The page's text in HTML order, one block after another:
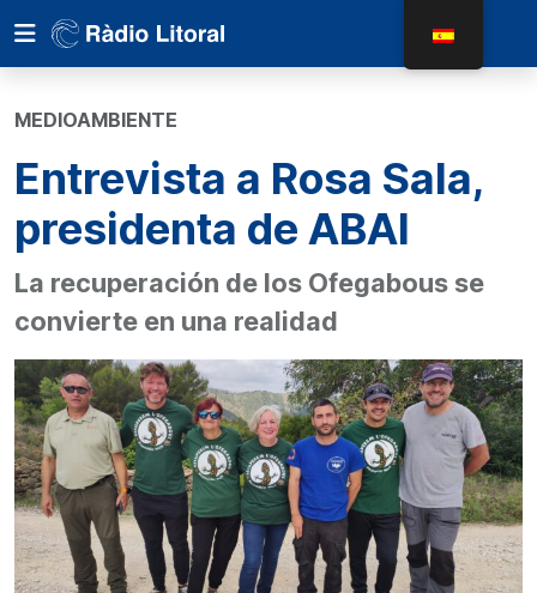
MEDIOAMBIENTE
Entrevista a Rosa Sala,
presidenta de ABAI
La recuperación de los Ofegabous se
convierte en una realidad